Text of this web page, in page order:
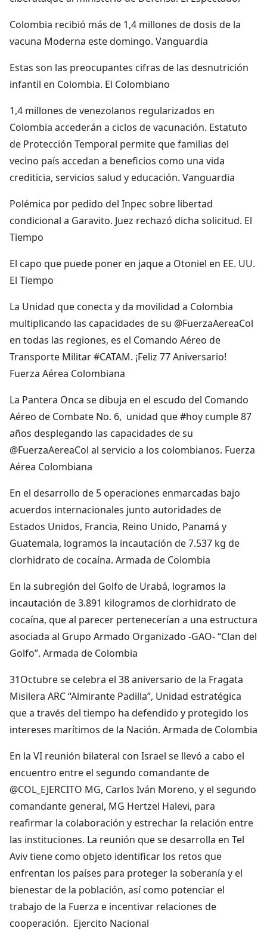
Colombia recibió más de 1,4 millones de dosis de la
vacuna Moderna este domingo. Vanguardia
Estas son las preocupantes cifras de las desnutrición
infantil en Colombia. El Colombiano
1,4 millones de venezolanos regularizados en
Colombia accederán a ciclos de vacunación. Estatuto
de Protección Temporal permite que familias del
vecino país accedan a beneficios como una vida
crediticia, servicios salud y educación. Vanguardia
Polémica por pedido del Inpec sobre libertad
condicional a Garavito. Juez rechazó dicha solicitud. El
Tiempo
El capo que puede poner en jaque a Otoniel en EE. UU.
El Tiempo
La Unidad que conecta y da movilidad a Colombia
multiplicando las capacidades de su @FuerzaAereaCol
en todas las regiones, es el Comando Aéreo de
Transporte Militar #CATAM. ¡Feliz 77 Aniversario!
Fuerza Aérea Colombiana
La Pantera Onca se dibuja en el escudo del Comando
Aéreo de Combate No. 6, unidad que #hoy cumple 87
años desplegando las capacidades de su
@FuerzaAereaCol al servicio a los colombianos. Fuerza
Aérea Colombiana
En el desarrollo de 5 operaciones enmarcadas bajo
acuerdos internacionales junto autoridades de
Estados Unidos, Francia, Reino Unido, Panamá y
Guatemala, logramos la incautación de 7.537 kg de
clorhidrato de cocaína. Armada de Colombia
En la subregión del Golfo de Urabá, logramos la
incautación de 3.891 kilogramos de clorhidrato de
cocaína, que al parecer pertenecerían a una estructura
asociada al Grupo Armado Organizado -GAO- “Clan del
Golfo”. Armada de Colombia
31Octubre se celebra el 38 aniversario de la Fragata
Misilera ARC “Almirante Padilla”, Unidad estratégica
que a través del tiempo ha defendido y protegido los
intereses marítimos de la Nación. Armada de Colombia
En la VI reunión bilateral con Israel se llevó a cabo el
encuentro entre el segundo comandante de
@COL_EJERCITO MG, Carlos Iván Moreno, y el segundo
comandante general, MG Hertzel Halevi, para
reafirmar la colaboración y estrechar la relación entre
las instituciones. La reunión que se desarrolla en Tel
Aviv tiene como objeto identificar los retos que
enfrentan los países para proteger la soberanía y el
bienestar de la población, así como potenciar el
trabajo de la Fuerza e incentivar relaciones de
cooperación. Ejercito Nacional